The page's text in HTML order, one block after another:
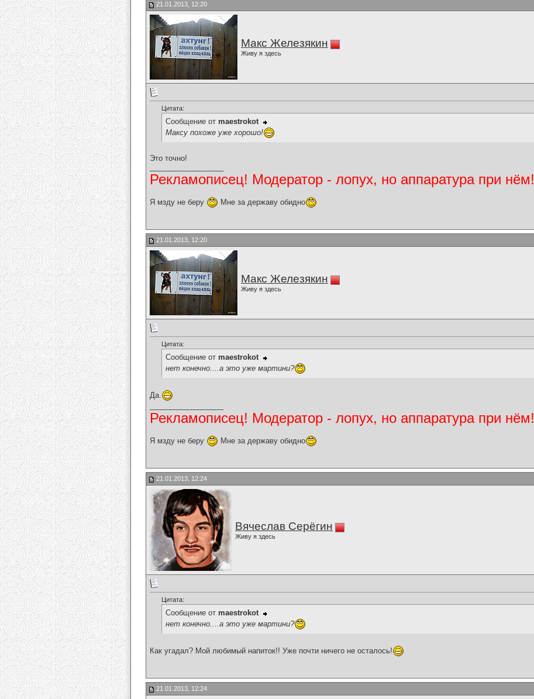
21.01.2013, 12:20
Макс Железякин
Живу я здесь
Цитата:
Сообщение от maestrokot
Максу похоже уже хорошо!
Это точно!
Рекламописец! Модератор - лопух, но аппаратура при нём!
Я мзду не беру Мне за державу обидно
21.01.2013, 12:20
Макс Железякин
Живу я здесь
Цитата:
Сообщение от maestrokot
нет конечно....а это уже мартини?
Да.
Рекламописец! Модератор - лопух, но аппаратура при нём!
Я мзду не беру Мне за державу обидно
21.01.2013, 12:24
Вячеслав Серёгин
Живу я здесь
Цитата:
Сообщение от maestrokot
нет конечно....а это уже мартини?
Как угадал? Мой любимый напиток!! Уже почти ничего не осталось!
21.01.2013, 12:24